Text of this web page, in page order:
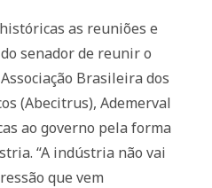
as reuniões e
senador de reunir o
Brasileira dos
(Abecitrus), Ademerval
ao governo pela forma
“A indústria não vai
que vem